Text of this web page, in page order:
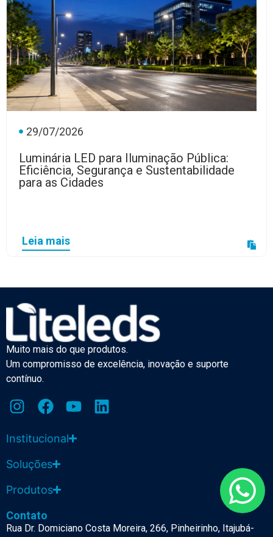
29/07/2026
Luminária LED para Iluminação Pública:
Eficiência, Segurança e Sustentabilidade
para as Cidades
Leia mais
Muito mais do que produtos.
Um compromisso de excelência, inovação e suporte
contínuo.
Institucional
Soluções
Produtos
Contato
Rua Dr. Domiciano Costa Moreira, 266, Pinheirinho, Itajubá-